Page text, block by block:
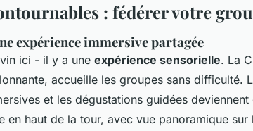
: fédérer votre
expérience immersive partagée
ici - il y a une expérience sensorielle. La
accueille les groupes sans difficulté.
et les dégustations guidées
en haut de la tour, avec vue panoramique